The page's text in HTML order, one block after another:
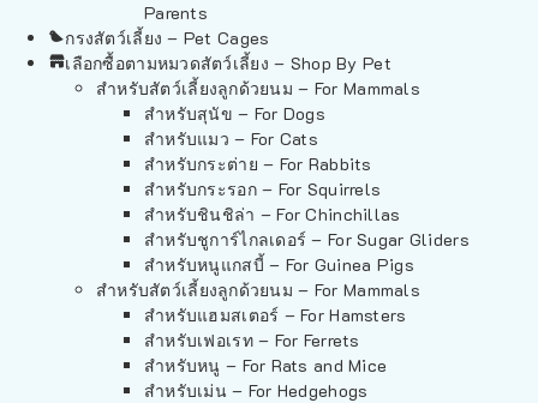
Parents
กรงสัตว์เลี้ยง – Pet Cages
เลือกซื้อตามหมวดสัตว์เลี้ยง – Shop By Pet
สำหรับสัตว์เลี้ยงลูกด้วยนม – For Mammals
สำหรับสุนัข – For Dogs
สำหรับแมว – For Cats
สำหรับกระต่าย – For Rabbits
สำหรับกระรอก – For Squirrels
สำหรับชินชิล่า – For Chinchillas
สำหรับชูการ์ไกลเดอร์ – For Sugar Gliders
สำหรับหนูแกสบี้ – For Guinea Pigs
สำหรับสัตว์เลี้ยงลูกด้วยนม – For Mammals
สำหรับแฮมสเตอร์ – For Hamsters
สำหรับเฟอเรท – For Ferrets
สำหรับหนู – For Rats and Mice
สำหรับเม่น – For Hedgehogs